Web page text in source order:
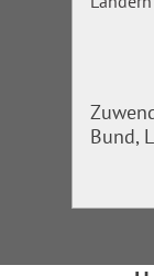
Bund,